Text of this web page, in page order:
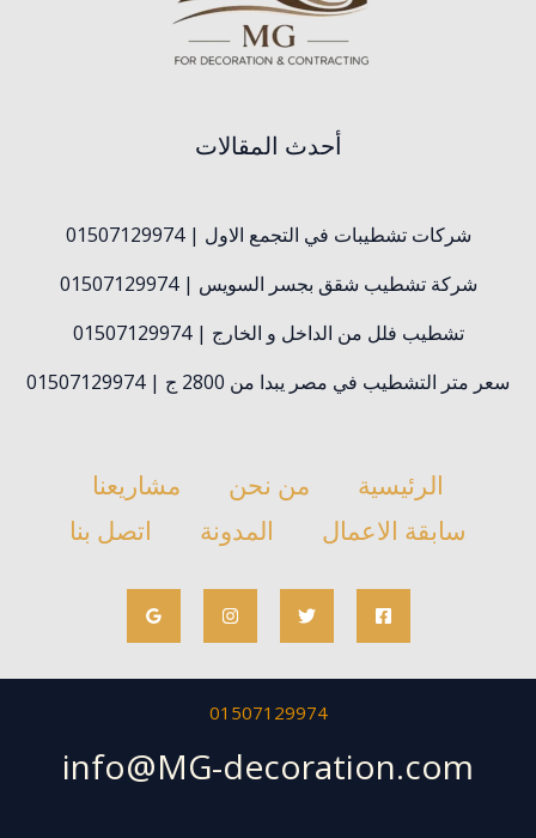
أحدث المقالات
شركات تشطيبات في التجمع الاول | 01507129974
شركة تشطيب شقق بجسر السويس | 01507129974
تشطيب فلل من الداخل و الخارج | 01507129974
سعر متر التشطيب في مصر يبدا من 2800 ج | 01507129974
الرئيسية من نحن
مشاريعنا
سابقة الاعمال
المدونة اتصل بنا
01507129974
info@MG-decoration.com